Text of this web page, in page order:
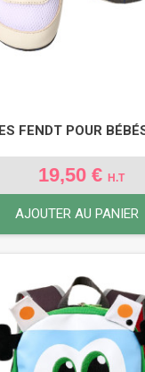
FENDT POUR
19,50 € H.T
AJOUTER AU PANIER